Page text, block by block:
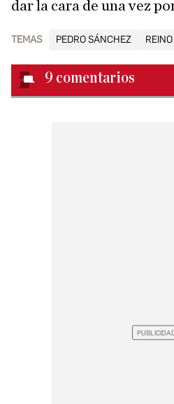
dar la cara de una vez
TEMAS PEDRO SÁNCHEZ
9 comentarios